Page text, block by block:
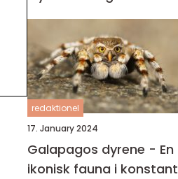
redaktionel
17. January 2024
Galapagos dyrene - En
ikonisk fauna i konstant